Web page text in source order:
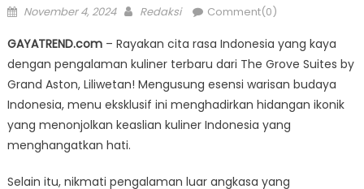
Posted
November 4, 2024 Author
Redaksi Comment(0)
GAYATREND.com– Rayakan cita rasa Indonesia yang kaya
dengan pengalaman kuliner terbaru dari The Grove Suites by
Grand Aston, Liliwetan! Mengusung esensi warisan budaya
Indonesia, menu eksklusif ini menghadirkan hidangan ikonik
yang menonjolkan keaslian kuliner Indonesia yang
menghangatkan hati.
Selain itu, nikmati pengalaman luar angkasa yang